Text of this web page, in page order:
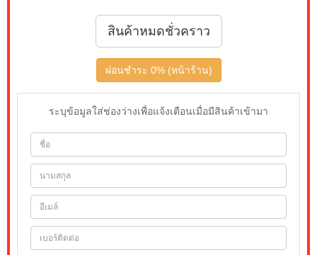
สินค้าหมดชั่วคราว
ผ่อนชำระ 0% (หน้าร้าน)
ระบุข้อมูลใส่ช่องว่างเพื่อแจ้งเตือนเมื่อมีสินค้าเข้ามา